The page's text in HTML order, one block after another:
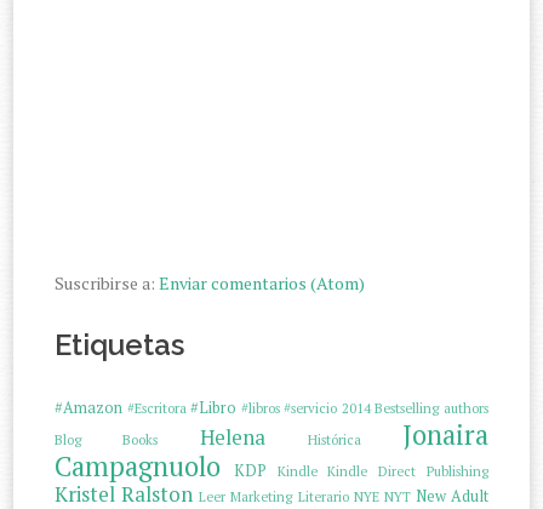
Suscribirse a:Enviar comentarios (Atom)
Etiquetas
#Amazon #Escritora #Libro #libros #servicio 2014 Bestselling authors
Blog
Books Helena Histórica
Jonaira
Campagnuolo
KDP Kindle Kindle Direct Publishing
Kristel Ralston Leer Marketing Literario NYE NYT New Adult